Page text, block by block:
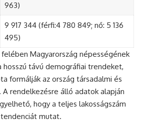
963)
9 917 344 (férfi:4 780 849; nő: 5 136
495)
Magyarország népességének
hosszú távú demográfiai trendeket,
formálják az ország társadalmi és
A rendelkezésre álló adatok alapján
hogy a teljes lakosságszám
mutat.